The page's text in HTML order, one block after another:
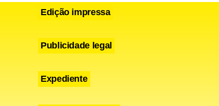
Edição impressa
Publicidade legal
Expediente